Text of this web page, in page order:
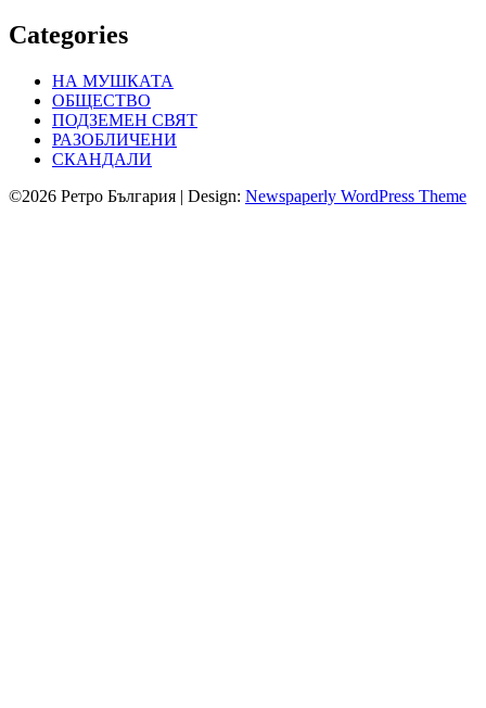
Categories
НА МУШКАТА
ОБЩЕСТВО
ПОДЗЕМЕН СВЯТ
РАЗОБЛИЧЕНИ
СКАНДАЛИ
©2026 Ретро България | Design: Newspaperly WordPress Theme